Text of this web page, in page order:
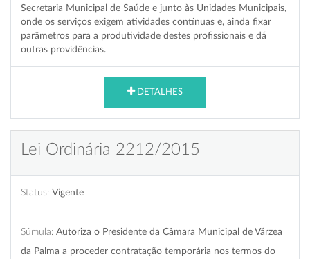
Secretaria Municipal de Saúde e junto às Unidades Municipais,
onde os serviços exigem atividades contínuas e, ainda fixar
parâmetros para a produtividade destes profissionais e dá
outras providências.
DETALHES
Lei Ordinária 2212/2015
Status: Vigente
Súmula: Autoriza o Presidente da Câmara Municipal de Várzea
da Palma a proceder contratação temporária nos termos do